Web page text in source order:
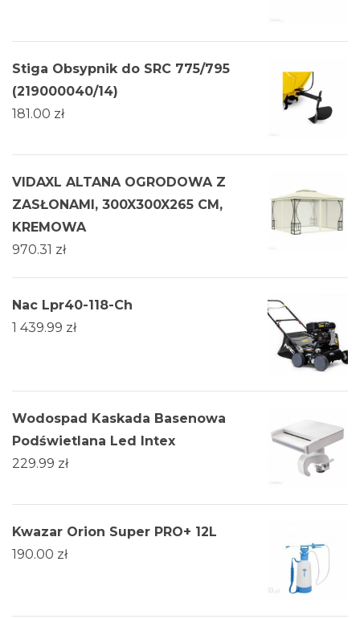
Stiga Obsypnik do SRC 775/795
(219000040/14)
181.00 zł
VIDAXL ALTANA OGRODOWA Z
ZASŁONAMI, 300X300X265 CM,
KREMOWA
970.31 zł
Nac Lpr40-118-Ch
1 439.99 zł
Wodospad Kaskada Basenowa
Podświetlana Led Intex
229.99 zł
Kwazar Orion Super PRO+ 12L
190.00 zł